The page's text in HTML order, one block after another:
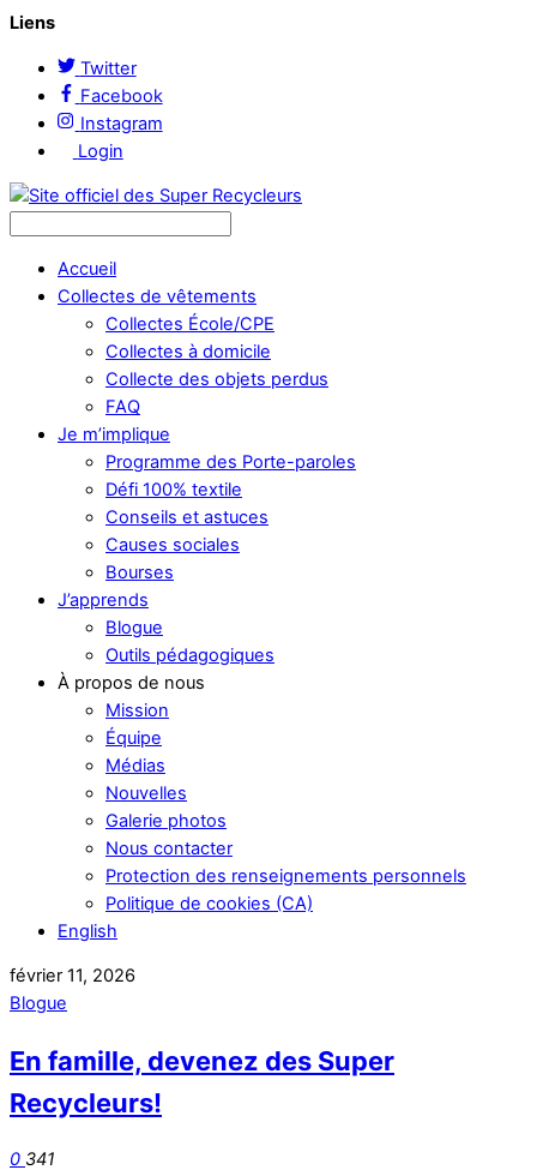
Liens
Twitter
Facebook
Instagram
Login
Accueil
Collectes de vêtements
Collectes École/CPE
Collectes à domicile
Collecte des objets perdus
FAQ
Je m’implique
Programme des Porte-paroles
Défi 100% textile
Conseils et astuces
Causes sociales
Bourses
J’apprends
Blogue
Outils pédagogiques
À propos de nous
Mission
Équipe
Médias
Nouvelles
Galerie photos
Nous contacter
Protection des renseignements personnels
Politique de cookies (CA)
English
février 11, 2026
Blogue
En famille, devenez des Super
Recycleurs!
0 341